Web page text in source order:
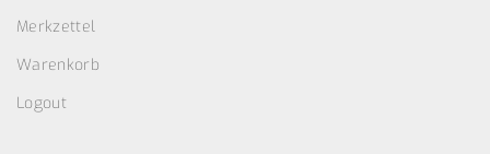
Merkzettel
Warenkorb
Logout